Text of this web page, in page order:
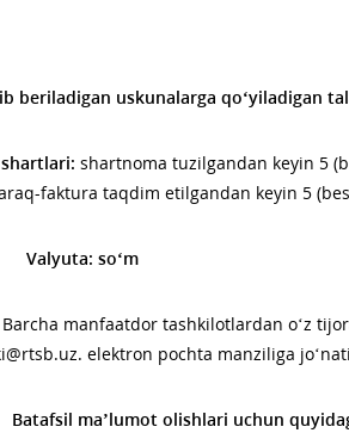
beriladigan uskunalarga qoʻyiladigan
shartnoma tuzilgandan keyin 5
faktura taqdim etilgandan keyin 5
: so‘m
manfaatdor tashkilotlardan o‘z tijorat
elektron pochta manziliga
atafsil maʼlumot olishlari uchun